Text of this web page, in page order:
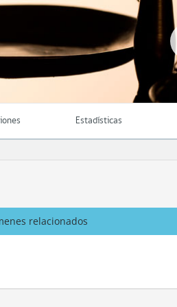
Estadísticas
relacionados